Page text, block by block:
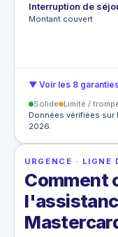
Interruption de
Montant couvert
▼ Voir les 8
Solide Limité /
Données vérifiées sur
2026.
URGENCE ·
Comment